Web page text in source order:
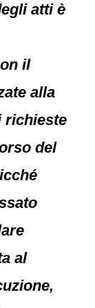
atti è
il
alla
richieste
del
al